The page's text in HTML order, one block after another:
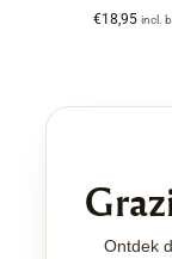
€18,95 incl.
Ontdek